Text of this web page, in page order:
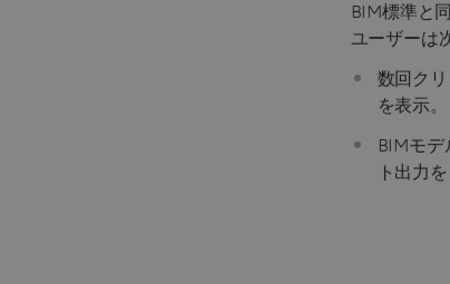
BIM標準と
ユーザーは
数回ク
を表示。
BIMモ
ト出力